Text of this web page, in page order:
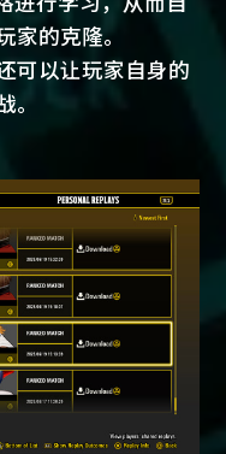
家的克隆。
可以让玩家自身的